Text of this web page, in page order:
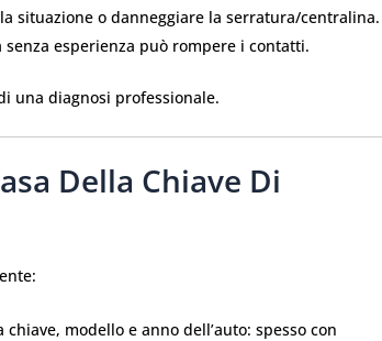
situazione o danneggiare la serratura/centralina.
esperienza può rompere i contatti.
una diagnosi professionale.
Della Chiave Di
modello e anno dell’auto: spesso con